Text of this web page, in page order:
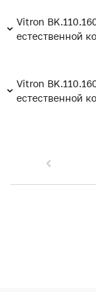
Vitron
естественной
Vitron
естественной